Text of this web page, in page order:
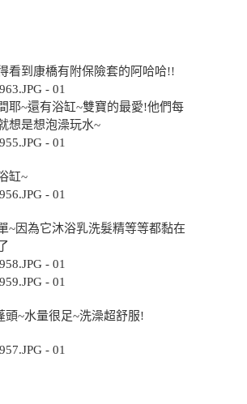
看到康橋有附保險套的阿哈哈!!
耶~還有浴缸~雙寶的最愛!他們每
想是想泡澡玩水~
缸~
~因為它沐浴乳洗髮精等等都黏在
頭~水量很足~洗澡超舒服!